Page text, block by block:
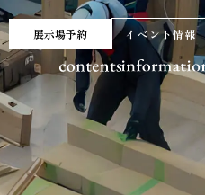
展示場予約 イベント情報